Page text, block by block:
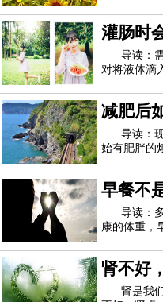
者和其他食
的烹饪方法
呢？黄瓜
灌肠时
导读：
对将液体滴
种病症或作
自己管理灌
何一种情
减肥后
导读：
始有肥胖的
致反弹了。
的就是反弹
忌惮，那
早餐不
导读：
康的体重，
餐并不能帮
那些吃早餐
资深作者弗
肾不好
肾是我